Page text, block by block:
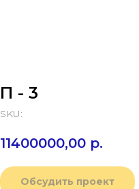
П - 3
SKU:
11400000,00 р.
Обсудить проект